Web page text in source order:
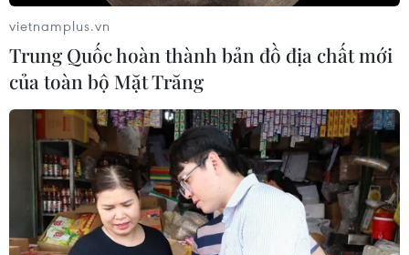
vietnamplus.vn
Trung Quốc hoàn thành bản đồ địa chất mới
của toàn bộ Mặt Trăng